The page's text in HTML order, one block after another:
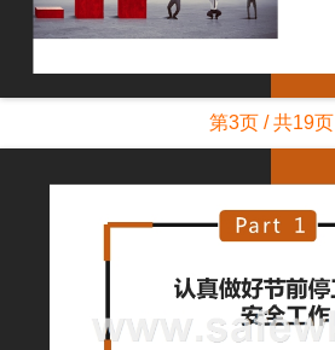
第3页 / 共19页